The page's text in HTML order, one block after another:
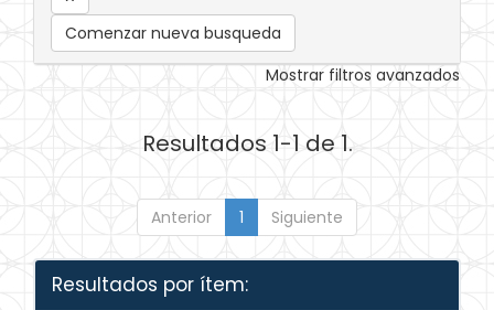
Comenzar nueva busqueda
Mostrar filtros avanzados
Resultados 1-1 de 1.
Anterior 1 Siguiente
Resultados por ítem: